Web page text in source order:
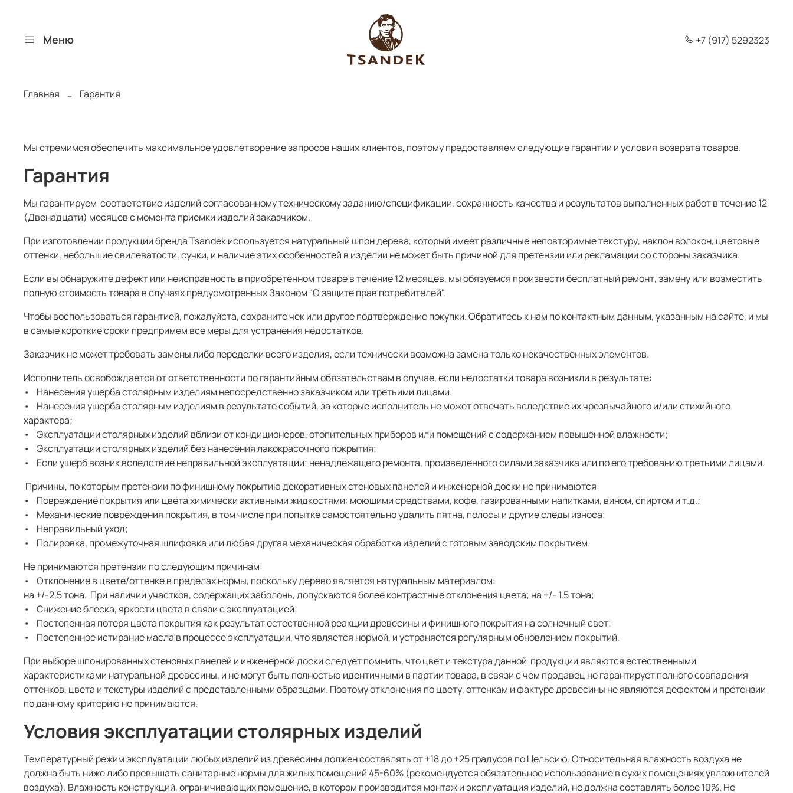
Меню +7 (917) 5292323
Главная Гарантия
Мы стремимся обеспечить максимальное удовлетворение запросов наших клиентов, поэтому предоставляем следующие гарантии и условия возврата товаров.
Гарантия
Мы гарантируем соответствие изделий согласованному техническому заданию/спецификации, сохранность качества и результатов выполненных работ в течение 12
(Двенадцати) месяцев с момента приемки изделий заказчиком.
При изготовлении продукции бренда Tsandek используется натуральный шпон дерева, который имеет различные неповторимые текстуру, наклон волокон, цветовые
оттенки, небольшие свилеватости, сучки, и наличие этих особенностей в изделии не может быть причиной для претензии или рекламации со стороны заказчика.
Если вы обнаружите дефект или неисправность в приобретенном товаре в течение 12 месяцев, мы обязуемся произвести бесплатный ремонт, замену или возместить
полную стоимость товара в случаях предусмотренных Законом "О защите прав потребителей".
Чтобы воспользоваться гарантией, пожалуйста, сохраните чек или другое подтверждение покупки. Обратитесь к нам по контактным данным, указанным на сайте, и мы
в самые короткие сроки предпримем все меры для устранения недостатков.
Заказчик не может требовать замены либо переделки всего изделия, если технически возможна замена только некачественных элементов.
Исполнитель освобождается от ответственности по гарантийным обязательствам в случае, если недостатки товара возникли в результате:
• Нанесения ущерба столярным изделиям непосредственно заказчиком или третьими лицами;
• Нанесения ущерба столярным изделиям в результате событий, за которые исполнитель не может отвечать вследствие их чрезвычайного и/или стихийного
характера;
• Эксплуатации столярных изделий вблизи от кондиционеров, отопительных приборов или помещений с содержанием повышенной влажности;
• Эксплуатации столярных изделий без нанесения лакокрасочного покрытия;
• Если ущерб возник вследствие неправильной эксплуатации; ненадлежащего ремонта, произведенного силами заказчика или по его требованию третьими лицами.
Причины, по которым претензии по финишному покрытию декоративных стеновых панелей и инженерной доски не принимаются:
• Повреждение покрытия или цвета химически активными жидкостями: моющими средствами, кофе, газированными напитками, вином, спиртом и т.д.;
• Механические повреждения покрытия, в том числе при попытке самостоятельно удалить пятна, полосы и другие следы износа;
• Неправильный уход;
• Полировка, промежуточная шлифовка или любая другая механическая обработка изделий с готовым заводским покрытием.
Не принимаются претензии по следующим причинам:
• Отклонение в цвете/оттенке в пределах нормы, поскольку дерево является натуральным материалом:
на +/-2,5 тона. При наличии участков, содержащих заболонь, допускаются более контрастные отклонения цвета; на +/- 1,5 тона;
• Снижение блеска, яркости цвета в связи с эксплуатацией;
• Постепенная потеря цвета покрытия как результат естественной реакции древесины и финишного покрытия на солнечный свет;
• Постепенное истирание масла в процессе эксплуатации, что является нормой, и устраняется регулярным обновлением покрытий.
При выборе шпонированных стеновых панелей и инженерной доски следует помнить, что цвет и текстура данной продукции являются естественными
характеристиками натуральной древесины, и не могут быть полностью идентичными в партии товара, в связи с чем продавец не гарантирует полного совпадения
оттенков, цвета и текстуры изделий с представленными образцами. Поэтому отклонения по цвету, оттенкам и фактуре древесины не являются дефектом и претензии
по данному критерию не принимаются.
Условия эксплуатации столярных изделий
Температурный режим эксплуатации любых изделий из древесины должен составлять от +18 до +25 градусов по Цельсию. Относительная влажность воздуха не
должна быть ниже либо превышать санитарные нормы для жилых помещений 45-60% (рекомендуется обязательное использование в сухих помещениях увлажнителей
воздуха). Влажность конструкций, ограничивающих помещение, в котором производится монтаж и эксплуатация изделий, не должна составлять более 10%. Не